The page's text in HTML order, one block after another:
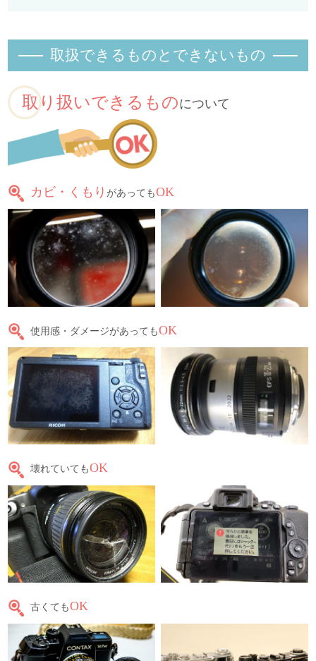
取扱できるものとできないもの
取り扱いできるものについて
カビ・くもり があってもOK
使用感・ダメージがあってもOK
壊れていてもOK
古くてもOK